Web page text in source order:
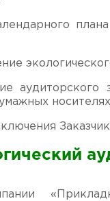
аудиторского